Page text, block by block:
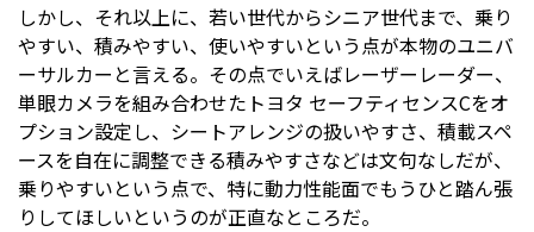
しかし、それ以上に、若い世代からシニア世代まで、乗り
やすい、積みやすい、使いやすいという点が本物のユニバ
ーサルカーと言える。その点でいえばレーザーレーダー、
単眼カメラを組み合わせたトヨタ セーフティセンスCをオ
プション設定し、シートアレンジの扱いやすさ、積載スペ
ースを自在に調整できる積みやすさなどは文句なしだが、
乗りやすいという点で、特に動力性能面でもうひと踏ん張
りしてほしいというのが正直なところだ。